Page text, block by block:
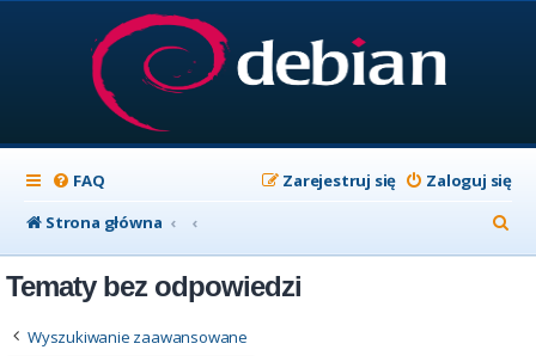
FAQ Zaloguj się
Zarejestruj się
Strona główna
z
Tematy bez odpowiedzi
Wyszukiwanie zaawansowane